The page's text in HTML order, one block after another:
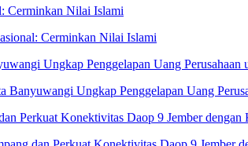
Cerminkan Nilai Islami
Banyuwangi Ungkap Penggelapan Uang